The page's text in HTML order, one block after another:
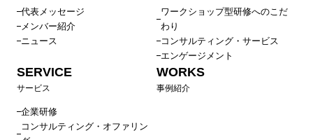
代表メッセージ
メンバー紹介
ニュース
ワークショップ型研修へのこだ
わり
コンサルティング・サービス
エンゲージメント
SERVICE
サービス
企業研修
コンサルティング・オファリン
WORKS
事例紹介